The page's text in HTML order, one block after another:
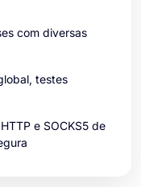
com diversas
testes
e SOCKS5 de